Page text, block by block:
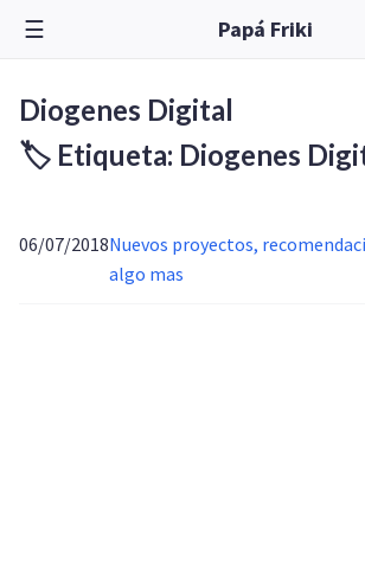
☰ Papá Friki
Diogenes Digital
🏷️ Etiqueta: Diogenes
06/07/2018Nuevos proyectos,
algo mas